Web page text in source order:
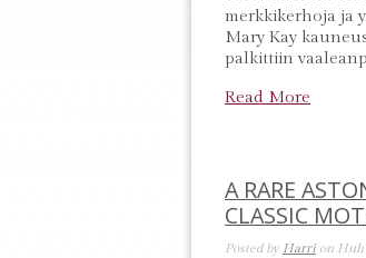
merkkikerhoja ja
Mary Kay
palkittiin
Read More
A RARE
CLASSIC
Posted by Harrion Huh